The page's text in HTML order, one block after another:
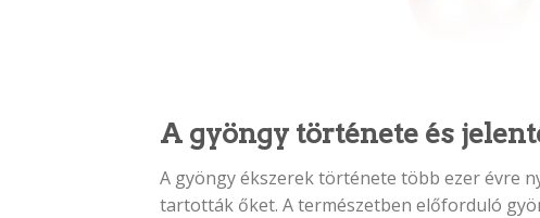
A gyöngy története és
A gyöngy ékszerek története több ezer évre
tartották őket. A természetben előforduló